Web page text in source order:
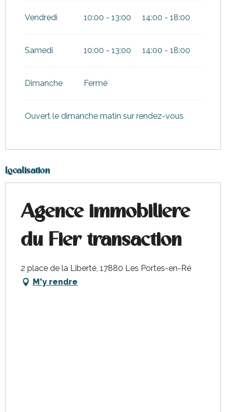
Vendredi 10:00 - 13:00 14:00 - 18:00
Samedi 10:00 - 13:00 14:00 - 18:00
Dimanche Fermé
Ouvert le dimanche matin sur rendez-vous
Localisation
Agence immobiliere
du Fier transaction
2 place de la Liberté, 17880 Les Portes-en-Ré
M'y rendre